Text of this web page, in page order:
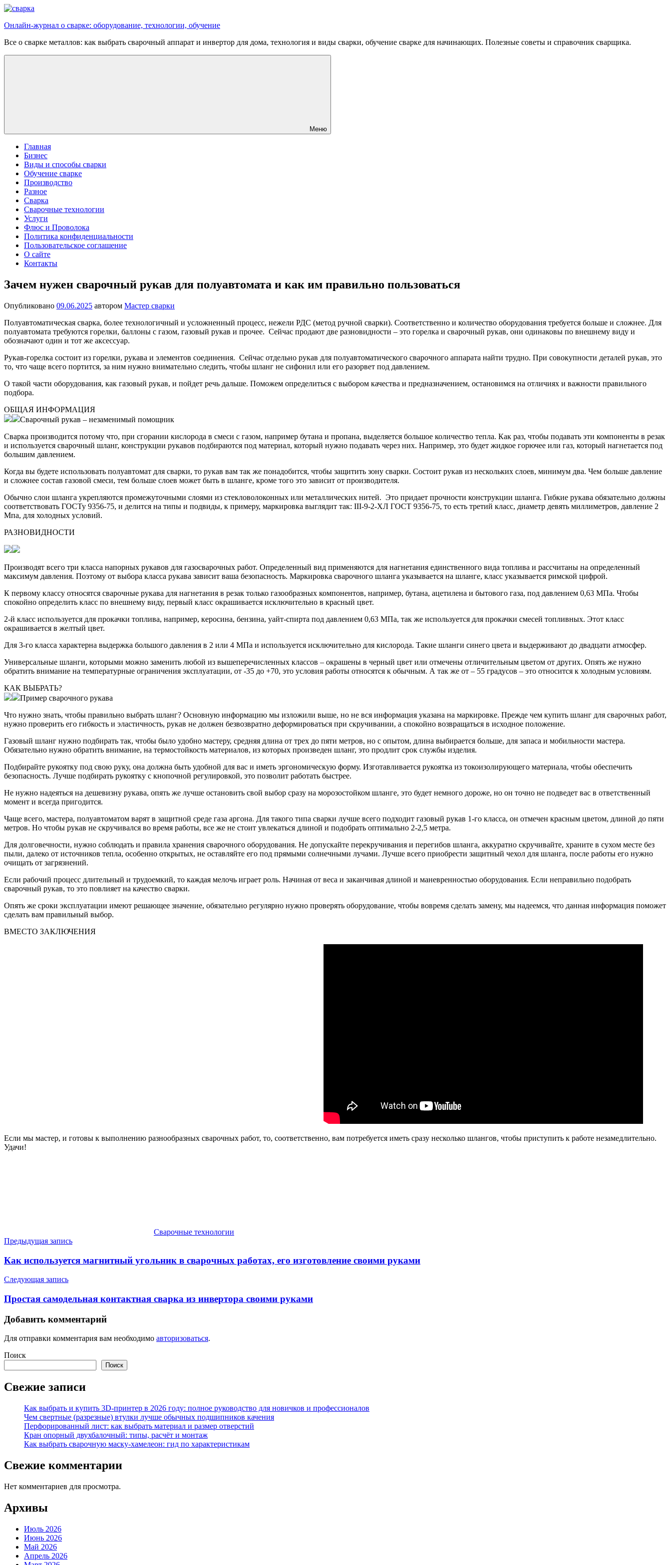
Перейти
содержимому
Онлайн-журнал о сварке: оборудование, технологии, обучение
Все о сварке металлов: как выбрать сварочный аппарат и инвертор для дома, технология и виды сварки, обучение сварке для начинающих. Полезные советы и справочник сварщика.
Меню
Главная
Бизнес
Виды и способы сварки
Обучение сварке
Производство
Разное
Сварка
Сварочные технологии
Услуги
Флюс и Проволока
Политика конфиденциальности
Пользовательское соглашение
О сайте
Контакты
Зачем нужен сварочный рукав для полуавтомата и как им правильно пользоваться
Опубликовано 09.06.2025 автором Мастер сварки
Полуавтоматическая сварка, более технологичный и усложненный процесс, нежели РДС (метод ручной сварки). Соответственно и количество оборудования требуется больше и сложнее. Для
полуавтомата требуются горелки, баллоны с газом, газовый рукав и прочее. Сейчас продают две разновидности – это горелка и сварочный рукав, они одинаковы по внешнему виду и
обозначают один и тот же аксессуар.
Рукав-горелка состоит из горелки, рукава и элементов соединения. Сейчас отдельно рукав для полуавтоматического сварочного аппарата найти трудно. При совокупности деталей рукав, это
то, что чаще всего портится, за ним нужно внимательно следить, чтобы шланг не сифонил или его разорвет под давлением.
О такой части оборудования, как газовый рукав, и пойдет речь дальше. Поможем определиться с выбором качества и предназначением, остановимся на отличиях и важности правильного
подбора.
ОБЩАЯ ИНФОРМАЦИЯ
Сварочный рукав – незаменимый помощник
Сварка производится потому что, при сгорании кислорода в смеси с газом, например бутана и пропана, выделяется большое количество тепла. Как раз, чтобы подавать эти компоненты в резак
и используется сварочный шланг, конструкции рукавов подбираются под материал, который нужно подавать через них. Например, это будет жидкое горючее или газ, который нагнетается под
большим давлением.
Когда вы будете использовать полуавтомат для сварки, то рукав вам так же понадобится, чтобы защитить зону сварки. Состоит рукав из нескольких слоев, минимум два. Чем больше давление
и сложнее состав газовой смеси, тем больше слоев может быть в шланге, кроме того это зависит от производителя.
Обычно слои шланга укрепляются промежуточными слоями из стекловолоконных или металлических нитей. Это придает прочности конструкции шланга. Гибкие рукава обязательно должны
соответствовать ГОСТу 9356-75, и делится на типы и подвиды, к примеру, маркировка выглядит так: III-9-2-ХЛ ГОСТ 9356-75, то есть третий класс, диаметр девять миллиметров, давление 2
Мпа, для холодных условий.
РАЗНОВИДНОСТИ
Производят всего три класса напорных рукавов для газосварочных работ. Определенный вид применяются для нагнетания единственного вида топлива и рассчитаны на определенный
максимум давления. Поэтому от выбора класса рукава зависит ваша безопасность. Маркировка сварочного шланга указывается на шланге, класс указывается римской цифрой.
К первому классу относятся сварочные рукава для нагнетания в резак только газообразных компонентов, например, бутана, ацетилена и бытового газа, под давлением 0,63 МПа. Чтобы
спокойно определить класс по внешнему виду, первый класс окрашивается исключительно в красный цвет.
2-й класс используется для прокачки топлива, например, керосина, бензина, уайт-спирта под давлением 0,63 МПа, так же используется для прокачки смесей топливных. Этот класс
окрашивается в желтый цвет.
Для 3-го класса характерна выдержка большого давления в 2 или 4 МПа и используется исключительно для кислорода. Такие шланги синего цвета и выдерживают до двадцати атмосфер.
Универсальные шланги, которыми можно заменить любой из вышеперечисленных классов – окрашены в черный цвет или отмечены отличительным цветом от других. Опять же нужно
обратить внимание на температурные ограничения эксплуатации, от -35 до +70, это условия работы относятся к обычным. А так же от – 55 градусов – это относится к холодным условиям.
КАК ВЫБРАТЬ?
Пример сварочного рукава
Что нужно знать, чтобы правильно выбрать шланг? Основную информацию мы изложили выше, но не вся информация указана на маркировке. Прежде чем купить шланг для сварочных работ,
нужно проверить его гибкость и эластичность, рукав не должен безвозвратно деформироваться при скручивании, а спокойно возвращаться в исходное положение.
Газовый шланг нужно подбирать так, чтобы было удобно мастеру, средняя длина от трех до пяти метров, но с опытом, длина выбирается больше, для запаса и мобильности мастера.
Обязательно нужно обратить внимание, на термостойкость материалов, из которых произведен шланг, это продлит срок службы изделия.
Подбирайте рукоятку под свою руку, она должна быть удобной для вас и иметь эргономическую форму. Изготавливается рукоятка из токоизолирующего материала, чтобы обеспечить
безопасность. Лучше подбирать рукоятку с кнопочной регулировкой, это позволит работать быстрее.
Не нужно надеяться на дешевизну рукава, опять же лучше остановить свой выбор сразу на морозостойком шланге, это будет немного дороже, но он точно не подведет вас в ответственный
момент и всегда пригодится.
Чаще всего, мастера, полуавтоматом варят в защитной среде газа аргона. Для такого типа сварки лучше всего подходит газовый рукав 1-го класса, он отмечен красным цветом, длиной до пяти
метров. Но чтобы рукав не скручивался во время работы, все же не стоит увлекаться длиной и подобрать оптимально 2-2,5 метра.
Для долговечности, нужно соблюдать и правила хранения сварочного оборудования. Не допускайте перекручивания и перегибов шланга, аккуратно скручивайте, храните в сухом месте без
пыли, далеко от источников тепла, особенно открытых, не оставляйте его под прямыми солнечными лучами. Лучше всего приобрести защитный чехол для шланга, после работы его нужно
очищать от загрязнений.
Если рабочий процесс длительный и трудоемкий, то каждая мелочь играет роль. Начиная от веса и заканчивая длиной и маневренностью оборудования. Если неправильно подобрать
сварочный рукав, то это повлияет на качество сварки.
Опять же сроки эксплуатации имеют решающее значение, обязательно регулярно нужно проверять оборудование, чтобы вовремя сделать замену, мы надеемся, что данная информация поможет
сделать вам правильный выбор.
ВМЕСТО ЗАКЛЮЧЕНИЯ
Если мы мастер, и готовы к выполнению разнообразных сварочных работ, то, соответственно, вам потребуется иметь сразу несколько шлангов, чтобы приступить к работе незамедлительно.
Удачи!
Сварочные технологии
Навигация
по
Предыдущая запись
Как используется магнитный угольник в сварочных работах, его изготовление своими руками
Следующая запись
Простая самодельная контактная сварка из инвертора своими руками
Добавить комментарий
Для отправки комментария вам необходимо авторизоваться.
Поиск
Поиск
Свежие записи
Как выбрать и купить 3D-принтер в 2026 году: полное руководство для новичков и профессионалов
Чем свертные (разрезные) втулки лучше обычных подшипников качения
Перфорированный лист: как выбрать материал и размер отверстий
Кран опорный двухбалочный: типы, расчёт и монтаж
Как выбрать сварочную маску-хамелеон: гид по характеристикам
Свежие комментарии
Нет комментариев для просмотра.
Архивы
Июль 2026
Июнь 2026
Май 2026
Апрель 2026